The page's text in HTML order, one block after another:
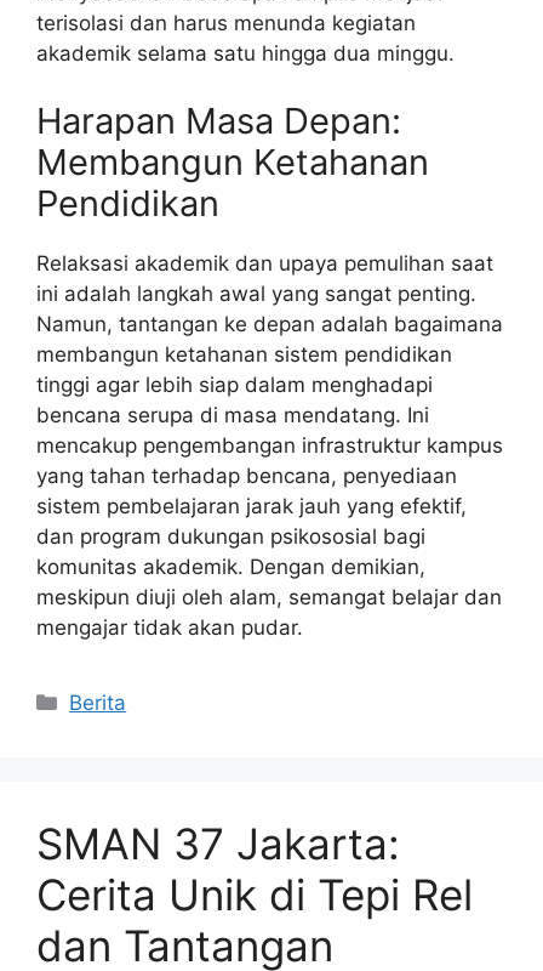
terisolasi dan harus menunda kegiatan
akademik selama satu hingga dua minggu.
Harapan Masa Depan:
Membangun Ketahanan
Pendidikan
Relaksasi akademik dan upaya pemulihan saat
ini adalah langkah awal yang sangat penting.
Namun, tantangan ke depan adalah bagaimana
membangun ketahanan sistem pendidikan
tinggi agar lebih siap dalam menghadapi
bencana serupa di masa mendatang. Ini
mencakup pengembangan infrastruktur kampus
yang tahan terhadap bencana, penyediaan
sistem pembelajaran jarak jauh yang efektif,
dan program dukungan psikososial bagi
komunitas akademik. Dengan demikian,
meskipun diuji oleh alam, semangat belajar dan
mengajar tidak akan pudar.
Kategori
Berita
SMAN 37 Jakarta:
Cerita Unik di Tepi Rel
dan Tantangan